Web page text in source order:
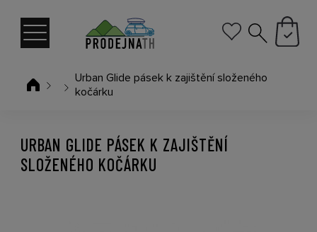
Urban Glide pásek k zajištění složeného
kočárku
URBAN GLIDE PÁSEK K ZAJIŠTĚNÍ
SLOŽENÉHO KOČÁRKU